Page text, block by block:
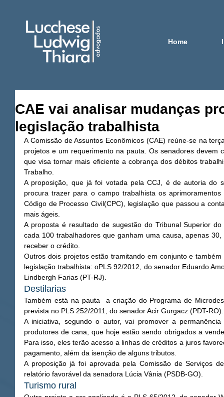
Home
CAE vai analisar mudanças
legislação trabalhista
A Comissão de Assuntos Econômicos (CAE) reúne-se na
projetos e um requerimento na pauta. Os senadores devem
que visa tornar mais eficiente a cobrança dos débitos
Trabalho.
A proposição, que já foi votada pela CCJ, é de autoria do
procura trazer para o campo trabalhista os
Código de Processo Civil(CPC), legislação que passou a
mais ágeis.
A proposta é resultado de sugestão do Tribunal Superior
cada 100 trabalhadores que ganham uma causa, apenas
receber o crédito.
Outros dois projetos estão tramitando em conjunto e
legislação trabalhista: oPLS 92/2012, do senador Eduardo
Lindbergh Farias (PT-RJ).
Destilarias
Também está na pauta  a criação do Programa de
prevista no PLS 252/2011, do senador Acir Gurgacz (PDT-
A iniciativa, segundo o autor, vai promover a
produtores de cana, que hoje estão sendo obrigados a
Para isso, eles terão acesso a linhas de créditos a juros
pagamento, além da isenção de alguns tributos.
A proposição já foi aprovada pela Comissão de Serviços
relatório favorável da senadora Lúcia Vânia (PSDB-GO).
Turismo rural